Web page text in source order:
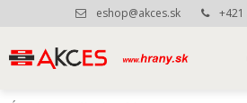
eshop@akces.sk +421